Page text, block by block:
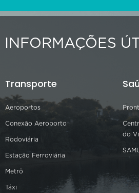
INFORMAÇÕES
Transporte
Aeroportos
Conexão Aeroporto
Rodoviária
Estação Ferroviária
Metrô
Táxi
do